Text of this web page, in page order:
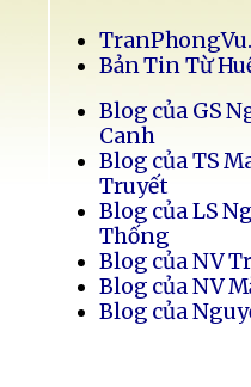
Bản Tin Từ
Blog của GS
Canh
Blog của TS
Truyết
Blog của LS
Thống
Blog của NV
Blog của NV
Blog của